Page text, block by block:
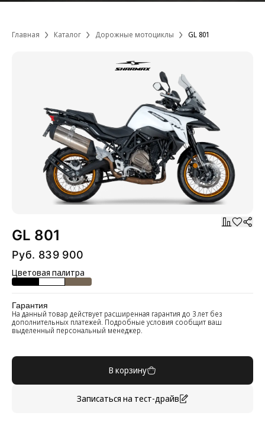
Главная Каталог Дорожные мотоциклы GL 801
GL 801
Руб. 839 900
Цветовая палитра
Гарантия
На данный товар действует расширенная гарантия до 3 лет без
дополнительных платежей. Подробные условия сообщит ваш
выделенный персональный менеджер.
В корзину
Записаться на тест-драйв